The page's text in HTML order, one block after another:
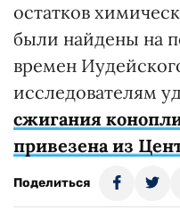
остатков
были найдены на
времен
исследователям
сжигания
привезена из
Поделиться